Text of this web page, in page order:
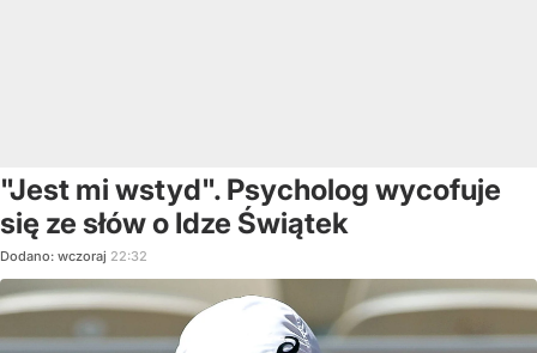
"Jest mi wstyd". Psycholog wycofuje
się ze słów o Idze Świątek
Dodano: wczoraj 22:32